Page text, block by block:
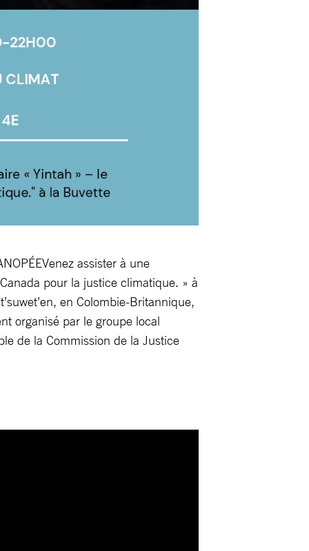
assister à une
pour la justice climatique. » à
en Colombie-Britannique,
organisé par le groupe local
de la Commission de la Justice